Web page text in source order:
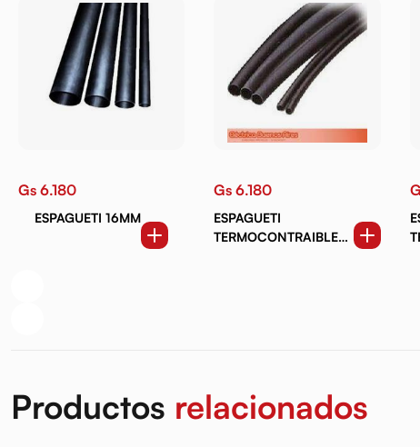
Gs 6.180
ESPAGUETI 16MM
Gs 6.180
ESPAGUETI
TERMOCONTRAIBLE
Productos relacionados